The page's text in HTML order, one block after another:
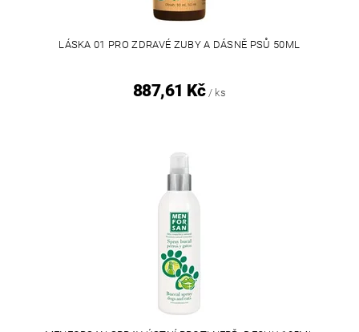
LÁSKA 01 PRO ZDRAVÉ ZUBY A DÁSNĚ PSŮ 50ML
887,61 Kč / ks